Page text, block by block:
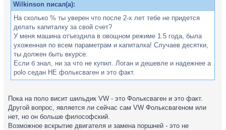
Wilkinson писал(а):
На сколько % ты уверен что после 2-х лет тебе не придется
делать капиталку за свой счет?
У меня машина отъездила в овощном режиме 1.5 года, была
ухоженная по всем параметрам и капиталка! Случаев десятки,
ты должен быть вкурсе.
Если б знал, ни за что не купил. Логан и дешевле и надежнее а
polo седан НЕ фольксваген и это факт.
Пока на поло висит шильдик VW - это Фольксваген и это факт.
Другой вопрос, является ли сейчас сам VW Фольксвагеном или
нет, но он больше философский.
Возможное вскрытие двигателя и замена поршней - это не